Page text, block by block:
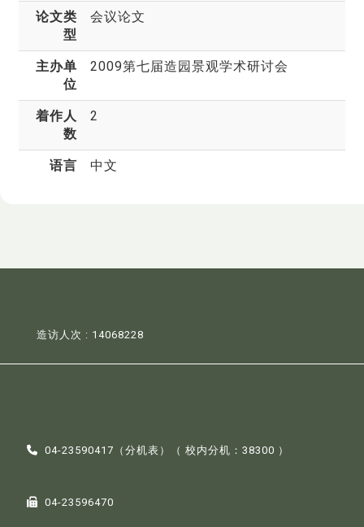
论文类
型
会议论文
主办单
位
2009第七届造园景观学术研讨会
着作人
数
2
语言 中文
造访人次 : 14068228
04-23590417（分机表 ）（ 校内分机：38300 ）
04-23596470